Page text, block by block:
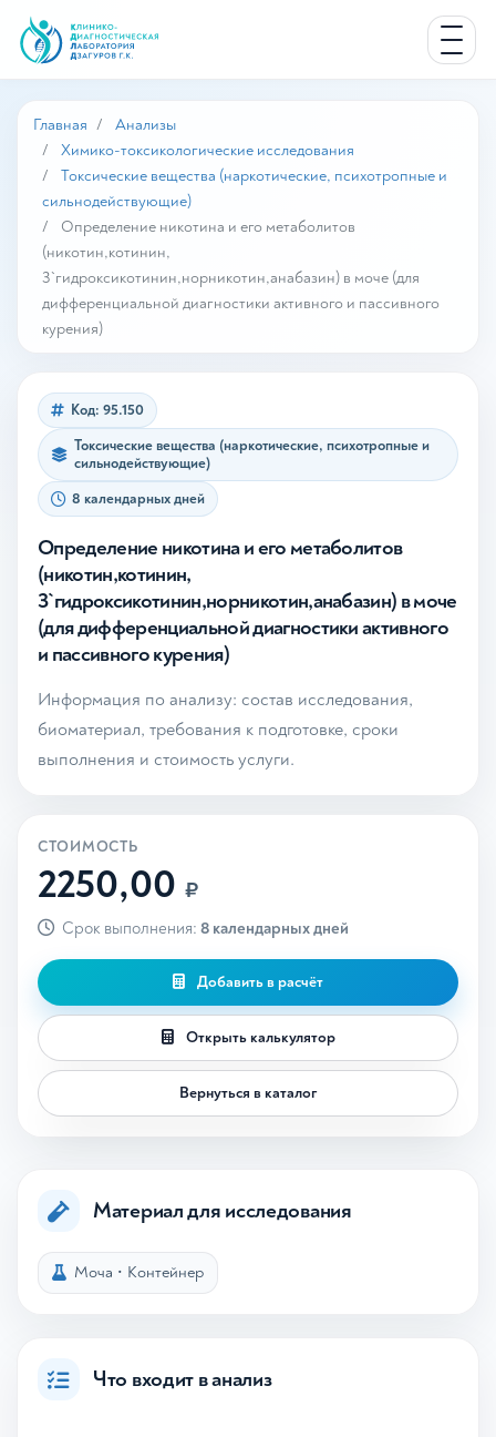
Главная
Анализы
Химико-токсикологические исследования
Токсические вещества (наркотические, психотропные и
сильнодействующие)
Определение никотина и его метаболитов
(никотин,котинин,
3`гидроксикотинин,норникотин,анабазин) в моче (для
дифференциальной диагностики активного и пассивного
курения)
Код: 95.150
Токсические вещества (наркотические, психотропные и
сильнодействующие)
8 календарных дней
Определение никотина и его метаболитов
(никотин,котинин,
3`гидроксикотинин,норникотин,анабазин) в моче
(для дифференциальной диагностики активного
и пассивного курения)
Информация по анализу: состав исследования,
биоматериал, требования к подготовке, сроки
выполнения и стоимость услуги.
СТОИМОСТЬ
2250,00 ₽
Срок выполнения: 8 календарных дней
Добавить в расчёт
Открыть калькулятор
Вернуться в каталог
Материал для исследования
Моча • Контейнер
Что входит в анализ